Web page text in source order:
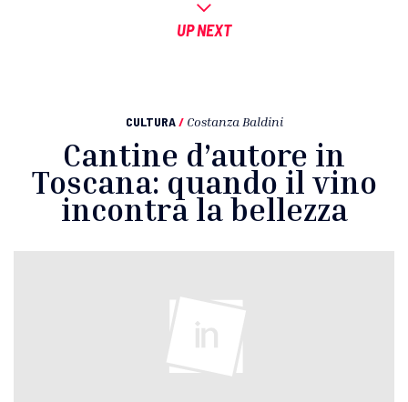
UP NEXT
CULTURA / Costanza Baldini
Cantine d’autore in
Toscana: quando il vino
incontra la bellezza